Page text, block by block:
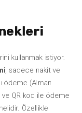
kullanmak istiyor.
, sadece nakit ve
ödeme (Alman
ve QR kod ile ödeme
Özellikle